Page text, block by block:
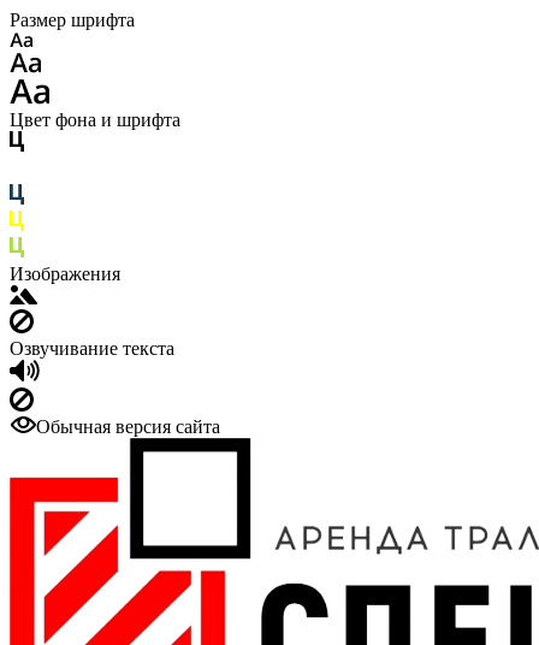
Размер шрифта
Цвет фона и шрифта
Изображения
Озвучивание текста
Обычная версия сайта